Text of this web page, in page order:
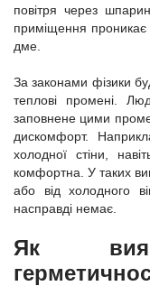
повітря через
приміщення проникає
дме.
За законами фізики
теплові промені.
заповнене цими
дискомфорт.
холодної стіни,
комфортна. У таких
або від холодного
насправді немає.
Як